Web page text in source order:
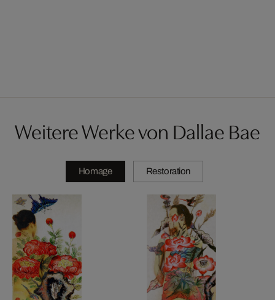
Weitere Werke von Dallae Bae
Homage Restoration